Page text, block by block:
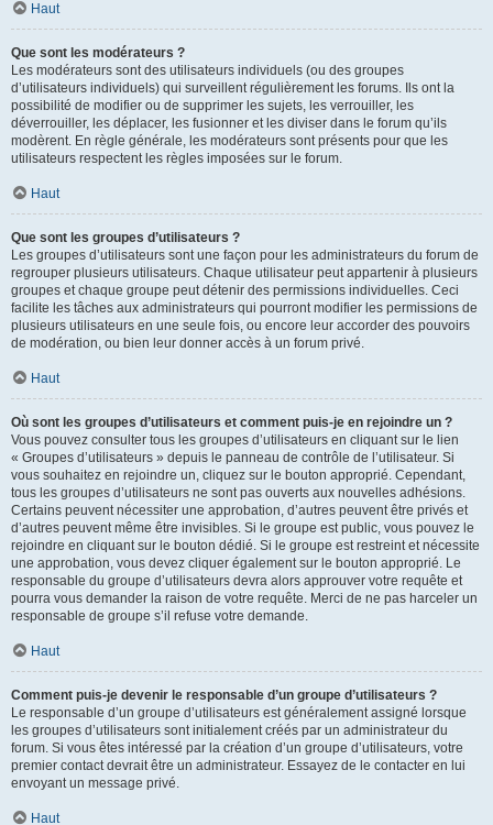
Haut
Que sont les modérateurs ?
Les modérateurs sont des utilisateurs individuels (ou des groupes
d’utilisateurs individuels) qui surveillent régulièrement les forums. Ils ont la
possibilité de modifier ou de supprimer les sujets, les verrouiller, les
déverrouiller, les déplacer, les fusionner et les diviser dans le forum qu’ils
modèrent. En règle générale, les modérateurs sont présents pour que les
utilisateurs respectent les règles imposées sur le forum.
Haut
Que sont les groupes d’utilisateurs ?
Les groupes d’utilisateurs sont une façon pour les administrateurs du forum de
regrouper plusieurs utilisateurs. Chaque utilisateur peut appartenir à plusieurs
groupes et chaque groupe peut détenir des permissions individuelles. Ceci
facilite les tâches aux administrateurs qui pourront modifier les permissions de
plusieurs utilisateurs en une seule fois, ou encore leur accorder des pouvoirs
de modération, ou bien leur donner accès à un forum privé.
Haut
Où sont les groupes d’utilisateurs et comment puis-je en rejoindre un ?
Vous pouvez consulter tous les groupes d’utilisateurs en cliquant sur le lien
« Groupes d’utilisateurs » depuis le panneau de contrôle de l’utilisateur. Si
vous souhaitez en rejoindre un, cliquez sur le bouton approprié. Cependant,
tous les groupes d’utilisateurs ne sont pas ouverts aux nouvelles adhésions.
Certains peuvent nécessiter une approbation, d’autres peuvent être privés et
d’autres peuvent même être invisibles. Si le groupe est public, vous pouvez le
rejoindre en cliquant sur le bouton dédié. Si le groupe est restreint et nécessite
une approbation, vous devez cliquer également sur le bouton approprié. Le
responsable du groupe d’utilisateurs devra alors approuver votre requête et
pourra vous demander la raison de votre requête. Merci de ne pas harceler un
responsable de groupe s’il refuse votre demande.
Haut
Comment puis-je devenir le responsable d’un groupe d’utilisateurs ?
Le responsable d’un groupe d’utilisateurs est généralement assigné lorsque
les groupes d’utilisateurs sont initialement créés par un administrateur du
forum. Si vous êtes intéressé par la création d’un groupe d’utilisateurs, votre
premier contact devrait être un administrateur. Essayez de le contacter en lui
envoyant un message privé.
Haut